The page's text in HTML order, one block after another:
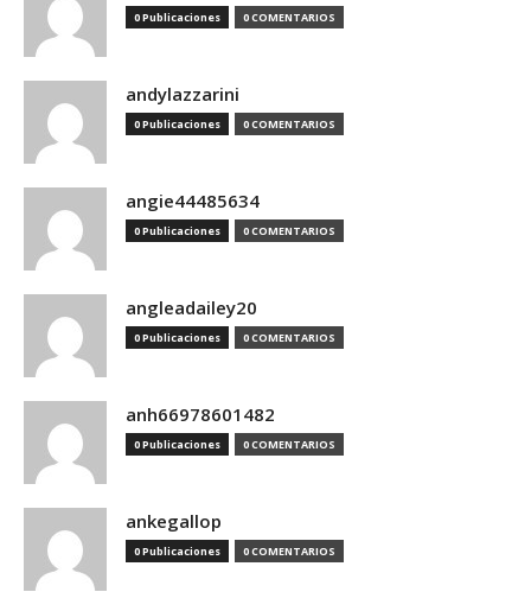
0 Publicaciones 0 COMENTARIOS
andylazzarini
0 Publicaciones 0 COMENTARIOS
angie44485634
0 Publicaciones 0 COMENTARIOS
angleadailey20
0 Publicaciones 0 COMENTARIOS
anh66978601482
0 Publicaciones 0 COMENTARIOS
ankegallop
0 Publicaciones 0 COMENTARIOS